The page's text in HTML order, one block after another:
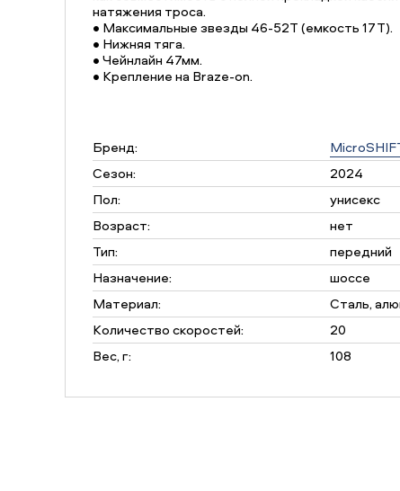
натяжения троса.
• Максимальные звезды 46-52T (емкость 17Т).
• Нижняя тяга.
• Чейнлайн 47мм.
• Крепление на Braze-on.
Бренд:
Сезон:
2024
Пол:
унисекс
Возраст:
нет
Тип:
передний
Назначение:
шоссе
Материал:
Сталь,
Количество скоростей:
20
Вес, г:
108